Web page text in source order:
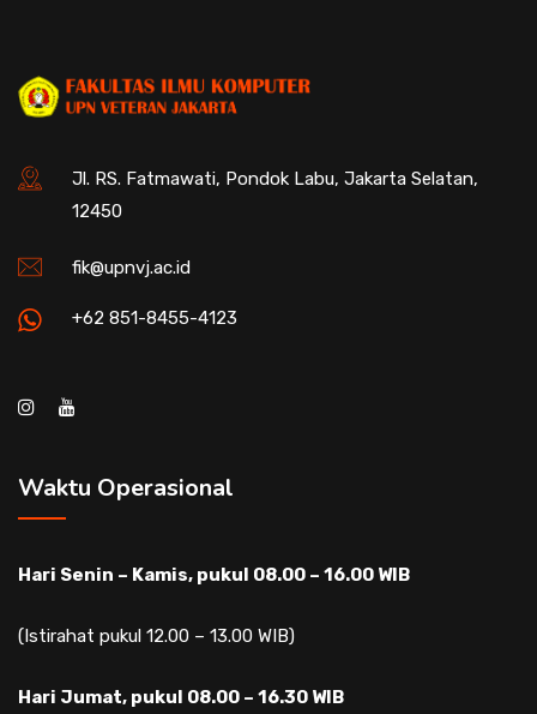
Jl. RS. Fatmawati, Pondok Labu, Jakarta Selatan,
12450
fik@upnvj.ac.id
+62 851-8455-4123
Waktu Operasional
Hari Senin – Kamis, pukul 08.00 – 16.00 WIB
(Istirahat pukul 12.00 – 13.00 WIB)
Hari Jumat, pukul 08.00 – 16.30 WIB